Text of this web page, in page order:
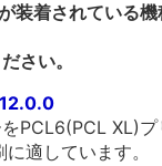
装着されている
さい。
PCL6(PCL XL)
適しています。